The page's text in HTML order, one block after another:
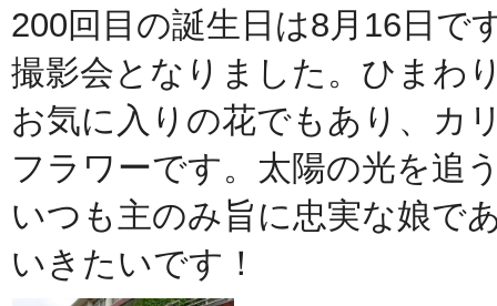
200回目の誕生日は8月16日で
撮影会となりました。ひまわ
お気に入りの花でもあり、カ
フラワーです。太陽の光を追
いつも主のみ旨に忠実な娘で
いきたいです！